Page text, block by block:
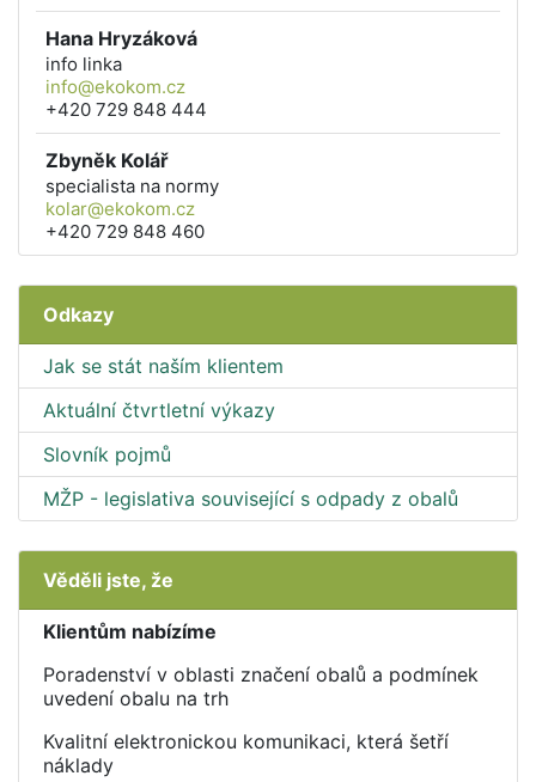
Hana Hryzáková
info linka
info@ekokom.cz
+420 729 848 444
Zbyněk Kolář
specialista na normy
kolar@ekokom.cz
+420 729 848 460
Odkazy
Jak se stát naším klientem
Aktuální čtvrtletní výkazy
Slovník pojmů
MŽP - legislativa související s odpady z obalů
Věděli jste, že
Klientům nabízíme
Poradenství v oblasti značení obalů a podmínek
uvedení obalu na trh
Kvalitní elektronickou komunikaci, která šetří
náklady